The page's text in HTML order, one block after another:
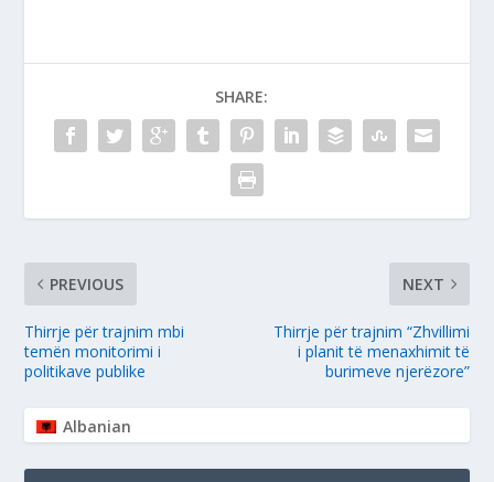
SHARE:
PREVIOUS
Thirrje për trajnim mbi
temën monitorimi i
politikave publike
NEXT
Thirrje për trajnim “Zhvillimi
i planit të menaxhimit të
burimeve njerëzore”
Albanian